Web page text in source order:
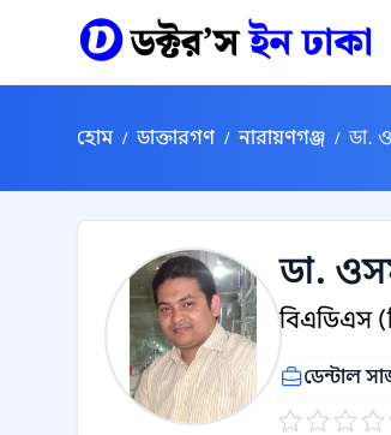
হোম / ডাক্তারগণ / নারায়ণগঞ্জ / ডা.
ডা.
বিএডিএস
ডেন্টাল